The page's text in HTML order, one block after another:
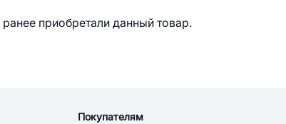
приобретали данный товар.
Покупателям